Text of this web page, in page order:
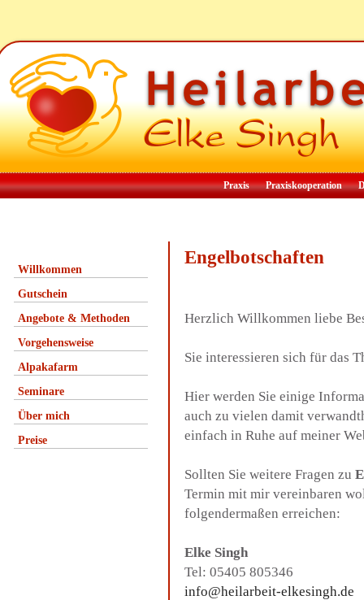
Praxis Praxiskooperation
Willkommen
Gutschein
Angebote & Methoden
Vorgehensweise
Alpakafarm
Seminare
Über mich
Preise
Engelbotschaften
Herzlich Willkommen liebe
Sie interessieren sich für das
Hier werden Sie einige
auch zu vielen damit
einfach in Ruhe auf meiner
Sollten Sie weitere Fragen zu
Termin mit mir vereinbaren
folgendermaßen erreichen:
Elke Singh
Tel: 05405 805346
info@heilarbeit-elkesingh.de